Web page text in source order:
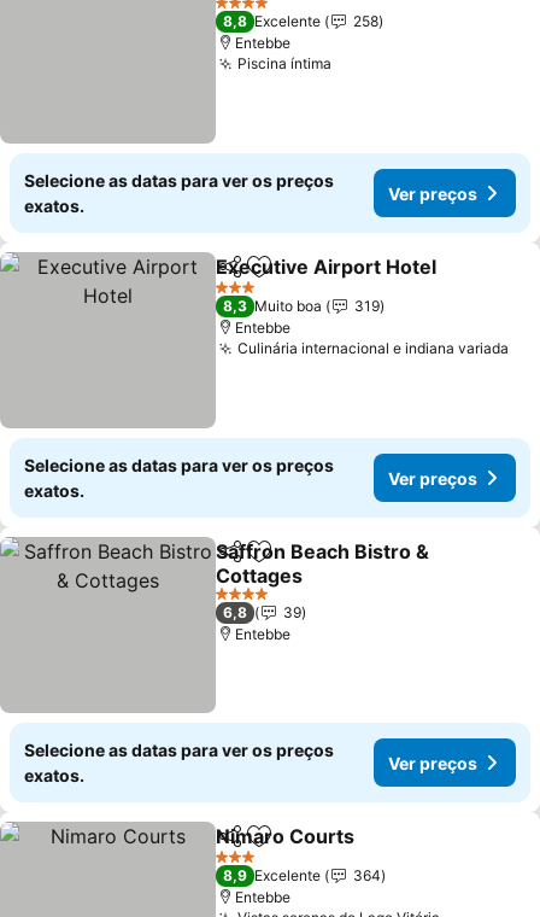
4 Estrelas
8,8 Excelente
258
Entebbe
Piscina íntima
Selecione as datas para ver os preços
exatos.
Ver preços
PartilharAdicionar aos favoritos
Executive Airport Hotel
3 Estrelas
8,3 Muito boa
319
Entebbe
Culinária internacional e indiana variada
Selecione as datas para ver os preços
exatos.
Ver preços
PartilharAdicionar aos favoritos
Saffron Beach Bistro &
Cottages
Ver preços
4 Estrelas
6,8
39
Entebbe
Selecione as datas para ver os preços
exatos.
Ver preços
PartilharAdicionar aos favoritos
Nimaro Courts
3 Estrelas
8,9 Excelente
364
Entebbe